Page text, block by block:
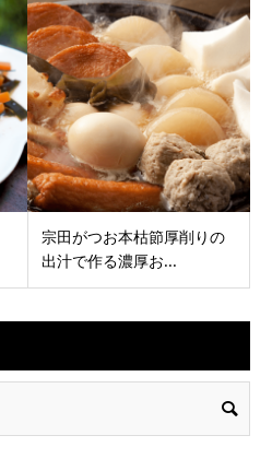
宗田がつお本枯節厚削りの
出汁で作る濃厚お...